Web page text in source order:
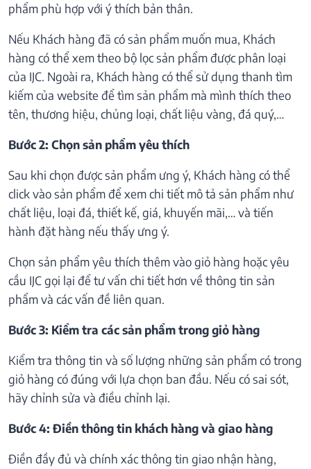
phẩm phù hợp với ý thích bản thân.
Nếu Khách hàng đã có sản phẩm muốn mua, Khách
hàng có thể xem theo bộ lọc sản phẩm được phân loại
của IJC. Ngoài ra, Khách hàng có thể sử dụng thanh tìm
kiếm của website để tìm sản phẩm mà mình thích theo
tên, thương hiệu, chủng loại, chất liệu vàng, đá quý,…
Bước 2: Chọn sản phẩm yêu thích
Sau khi chọn được sản phẩm ưng ý, Khách hàng có thể
click vào sản phẩm để xem chi tiết mô tả sản phẩm như
chất liệu, loại đá, thiết kế, giá, khuyến mãi,… và tiến
hành đặt hàng nếu thấy ưng ý.
Chọn sản phẩm yêu thích thêm vào giỏ hàng hoặc yêu
cầu IJC gọi lại để tư vấn chi tiết hơn về thông tin sản
phẩm và các vấn đề liên quan.
Bước 3: Kiểm tra các sản phẩm trong giỏ hàng
Kiểm tra thông tin và số lượng những sản phẩm có trong
giỏ hàng có đúng với lựa chọn ban đầu. Nếu có sai sót,
hãy chỉnh sửa và điều chỉnh lại.
Bước 4: Điền thông tin khách hàng và giao hàng
Điền đầy đủ và chính xác thông tin giao nhận hàng,